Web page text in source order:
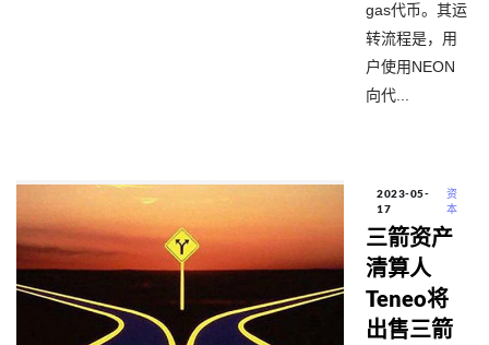
gas代币。其运
转流程是，用
户使用NEON
向代...
2023-05-
17
资
本
三箭资产
清算人
Teneo将
出售三箭